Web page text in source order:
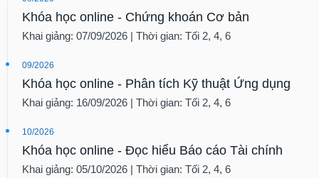
Khóa học online - Chứng khoán Cơ bản
Khai giảng: 07/09/2026 | Thời gian: Tối 2, 4, 6
09/2026
Khóa học online - Phân tích Kỹ thuật Ứng dụng
Khai giảng: 16/09/2026 | Thời gian: Tối 2, 4, 6
10/2026
Khóa học online - Đọc hiểu Báo cáo Tài chính
Khai giảng: 05/10/2026 | Thời gian: Tối 2, 4, 6